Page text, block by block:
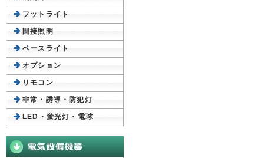
フットライト
間接照明
ベースライト
オプション
リモコン
非常・誘導・防犯灯
LED・蛍光灯・電球